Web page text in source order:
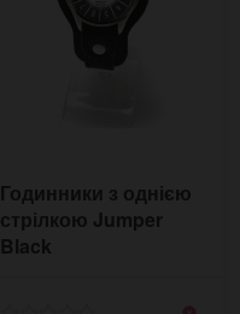
Годинники з однією
стрілкою Jumper
Black